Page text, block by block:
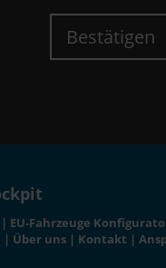
Bestätigen
| EU-Fahrzeuge
| Über uns | Kontakt |